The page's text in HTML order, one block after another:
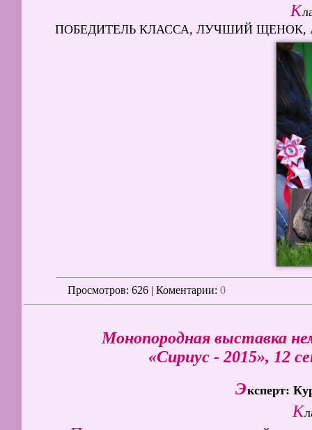
К
ПОБЕДИТЕЛЬ КЛАССА, ЛУЧШИЙ ЩЕНОК,
Просмотров: 626 | Коментарии: 0
Монопородная выставка
«Сириус - 2015», 12
Эксперт:
К